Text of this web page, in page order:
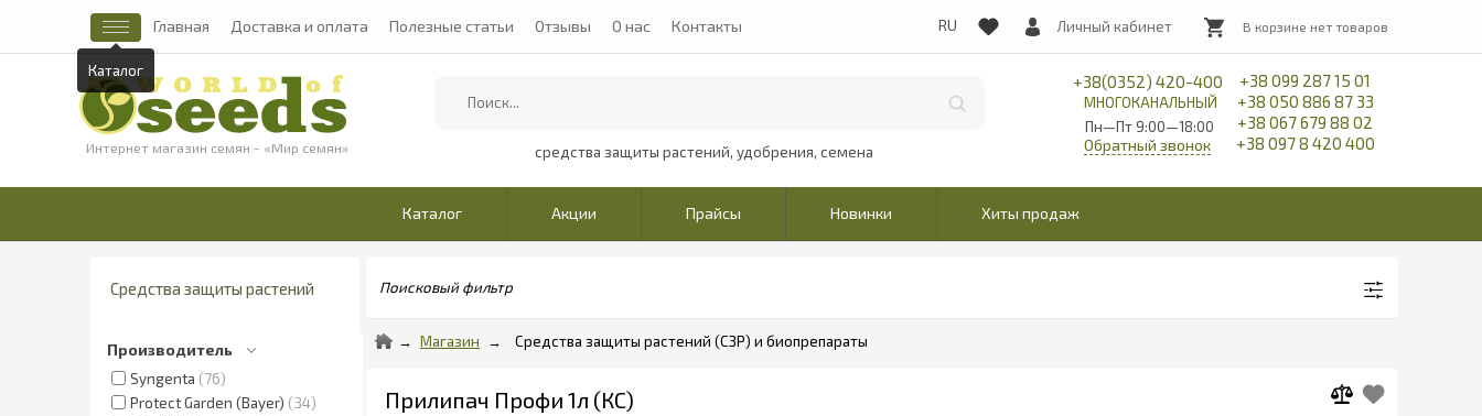
Каталог
Главная Доставка и оплата Полезные статьи Отзывы О нас Контакты Личный кабинет
Интернет магазин семян - «Мир семян» средства защиты растений, удобрения, семена
+38(0352) 420-400
МНОГОКАНАЛЬНЫЙ
Пн—Пт 9:00—18:00
+38 099 287 15 01
+38 050 886 87 33
+38 067 679 88 02
+38 097 8 420 400
Обратный звонок
Каталог Акции Прайсы Новинки Хиты продаж
Средства защиты растений
Производитель
Syngenta
76
Protect Garden (Bayer)
34
Поисковый фильтр
Магазин Средства защиты растений (СЗР) и биопрепараты
Прилипач Профи 1л (КС)